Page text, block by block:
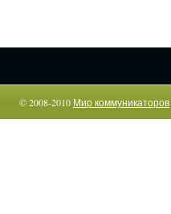
© 2008-2010 Мир коммуникаторов